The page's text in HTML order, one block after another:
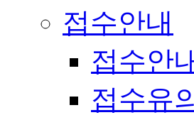
접수안내
접수안
접수유